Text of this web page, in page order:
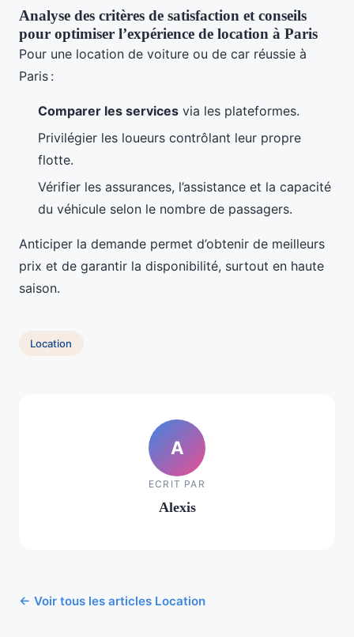
Analyse des critères de satisfaction et conseils
pour optimiser l’expérience de location à Paris
Pour une location de voiture ou de car réussie à
Paris :
Comparer les services via les plateformes.
Privilégier les loueurs contrôlant leur propre
flotte.
Vérifier les assurances, l’assistance et la capacité
du véhicule selon le nombre de passagers.
Anticiper la demande permet d’obtenir de meilleurs
prix et de garantir la disponibilité, surtout en haute
saison.
Location
A
ECRIT PAR
Alexis
← Voir tous les articles Location